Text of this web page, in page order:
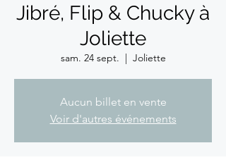
Jibré, Flip & Chucky à
Joliette
sam. 24 sept.
  |
Joliette
Aucun billet en vente
Voir d'autres événements